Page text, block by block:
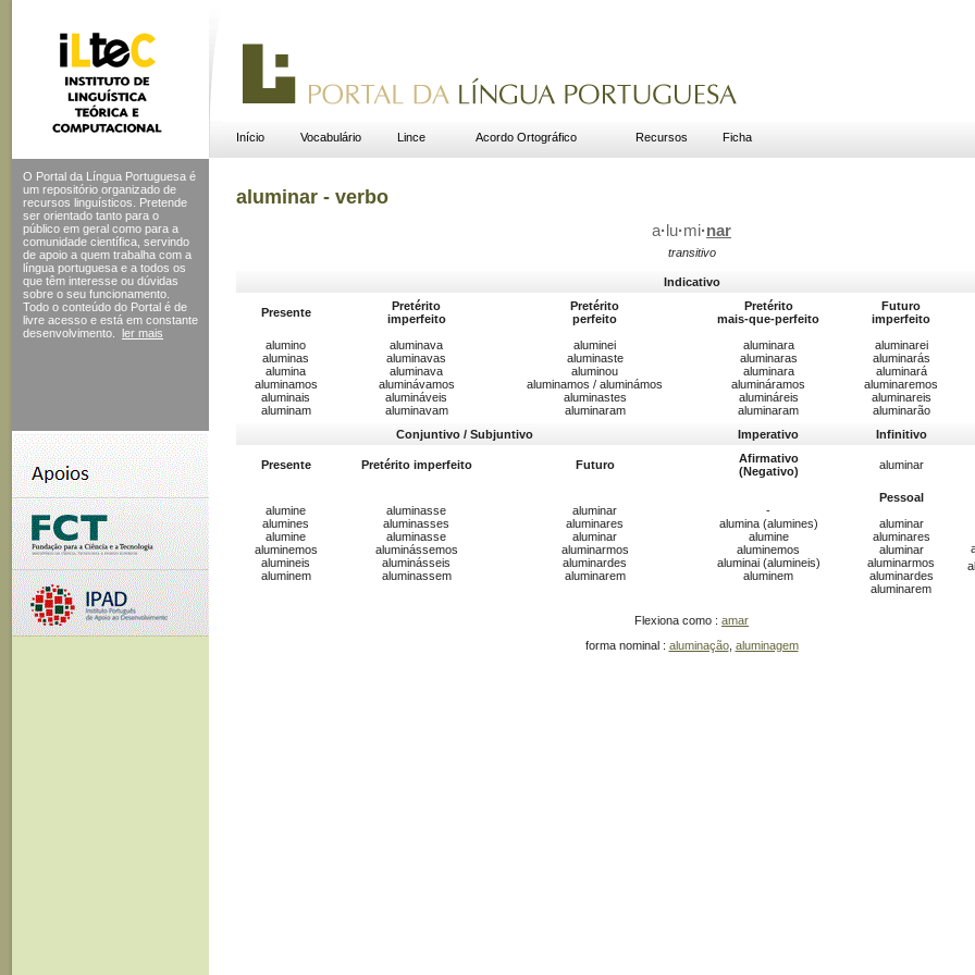
Início Vocabulário Lince Acordo Ortográfico Recursos Ficha
O Portal da Língua Portuguesa é
um repositório organizado de
recursos linguísticos. Pretende
ser orientado tanto para o
público em geral como para a
comunidade científica, servindo
de apoio a quem trabalha com a
língua portuguesa e a todos os
que têm interesse ou dúvidas
sobre o seu funcionamento.
Todo o conteúdo do Portal é de
livre acesso e está em constante
desenvolvimento.
ler mais
aluminar - verbo
a· lu·mi·nar
transitivo
Indicativo
Presente
Pretérito
imperfeito
Pretérito
perfeito
Pretérito
mais-que-perfeito
Futuro
imperfeito
alumino
aluminas
alumina
aluminamos
aluminais
aluminam
aluminava
aluminavas
aluminava
aluminávamos
alumináveis
aluminavam
aluminei
aluminaste
aluminou
aluminamos / aluminámos
aluminastes
aluminaram
aluminara
aluminaras
aluminara
alumináramos
alumináreis
aluminaram
aluminarei
aluminarás
aluminará
aluminaremos
aluminareis
aluminarão
Conjuntivo / Subjuntivo
Imperativo Infinitivo
Presente Pretérito imperfeito Futuro
Afirmativo
(Negativo)
aluminar
alumine
alumines
alumine
aluminemos
alumineis
aluminem
aluminasse
aluminasses
aluminasse
aluminássemos
aluminásseis
aluminassem
aluminar
aluminares
aluminar
aluminarmos
aluminardes
aluminarem
-
alumina (alumines)
alumine
aluminemos
aluminai (alumineis)
aluminem
Pessoal
aluminar
aluminares
aluminar
aluminarmos
aluminardes
aluminarem
Flexiona como : amar
forma nominal : aluminação, aluminagem